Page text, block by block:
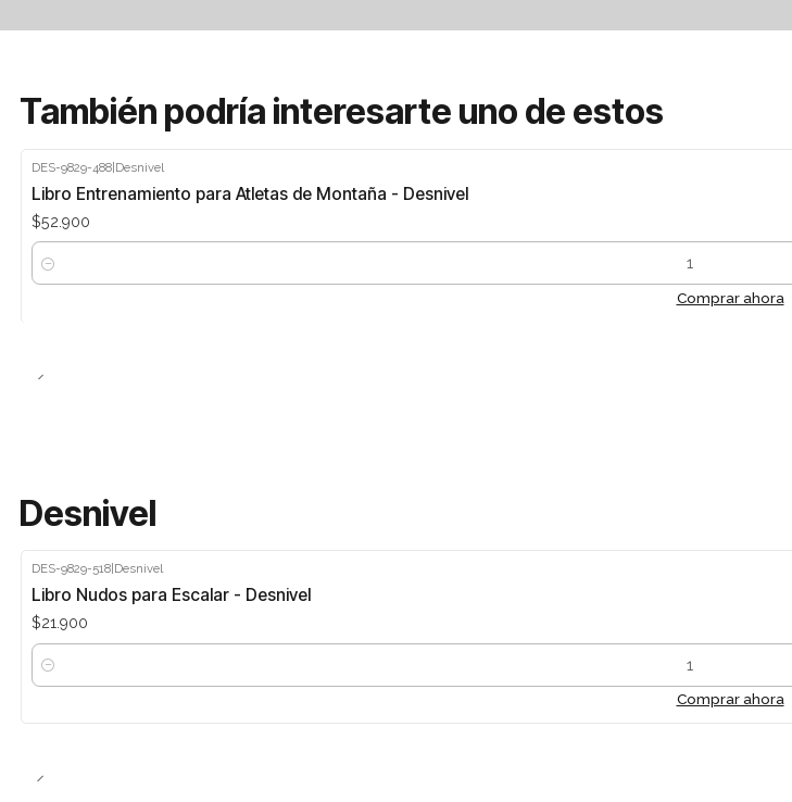
También podría interesarte uno de estos
DES-9829-488|Desnivel
Libro Entrenamiento para Atletas de Montaña - Desnivel
$52.900
Cantidad
Comprar ahora
Desnivel
DES-9829-518| Desnivel
Libro Nudos para Escalar - Desnivel
$21.900
Cantidad
Comprar ahora